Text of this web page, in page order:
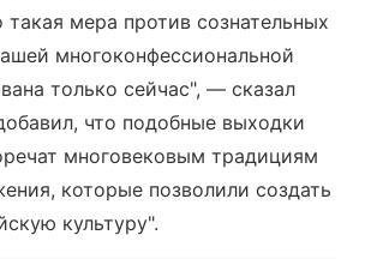
такая мера против сознательных
многоконфессиональной
только сейчас", — сказал
что подобные выходки
многовековым традициям
которые позволили создать
культуру".